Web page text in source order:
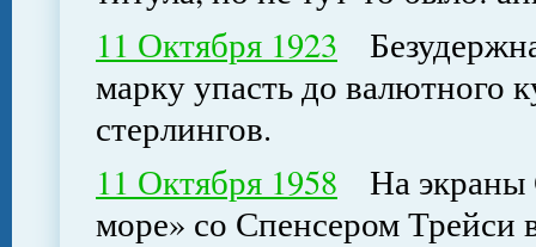
11 Октября 1923
марку упасть до валютного
стерлингов.
11 Октября 1958 На
море» со Спенсером Трейси